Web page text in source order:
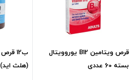
قرص ویتامین B12 یوروویتال
بسته 60 عددی
(هلث اید)